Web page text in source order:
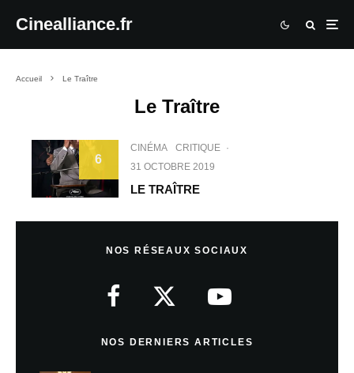
Cinealliance.fr
Accueil Le Traître
Le Traître
6
CINÉMA CRITIQUE ·
31 OCTOBRE 2019
LE TRAÎTRE
NOS RÉSEAUX SOCIAUX
NOS DERNIERS ARTICLES